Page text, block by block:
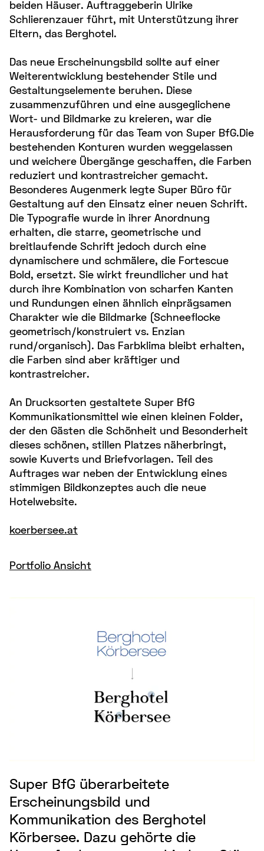
beiden Häuser. Auftraggeberin Ulrike
Schlierenzauer führt, mit Unterstützung ihrer
Eltern, das Berghotel.
Das neue Erscheinungsbild sollte auf einer
Weiterentwicklung bestehender Stile und
Gestaltungselemente beruhen. Diese
zusammenzuführen und eine ausgeglichene
Wort- und Bildmarke zu kreieren, war die
Herausforderung für das Team von Super BfG.Die
bestehenden Konturen wurden weggelassen
und weichere Übergänge geschaffen, die Farben
reduziert und kontrastreicher gemacht.
Besonderes Augenmerk legte Super Büro für
Gestaltung auf den Einsatz einer neuen Schrift.
Die Typografie wurde in ihrer Anordnung
erhalten, die starre, geometrische und
breitlaufende Schrift jedoch durch eine
dynamischere und schmälere, die Fortescue
Bold, ersetzt. Sie wirkt freundlicher und hat
durch ihre Kombination von scharfen Kanten
und Rundungen einen ähnlich einprägsamen
Charakter wie die Bildmarke (Schneeflocke
geometrisch/konstruiert vs. Enzian
rund/organisch). Das Farbklima bleibt erhalten,
die Farben sind aber kräftiger und
kontrastreicher.
An Drucksorten gestaltete Super BfG
Kommunikationsmittel wie einen kleinen Folder,
der den Gästen die Schönheit und Besonderheit
dieses schönen, stillen Platzes näherbringt,
sowie Kuverts und Briefvorlagen. Teil des
Auftrages war neben der Entwicklung eines
stimmigen Bildkonzeptes auch die neue
Hotelwebsite.
koerbersee.at
Portfolio Ansicht
Super BfG überarbeitete
Erscheinungsbild und
Kommunikation des Berghotel
Körbersee. Dazu gehörte die